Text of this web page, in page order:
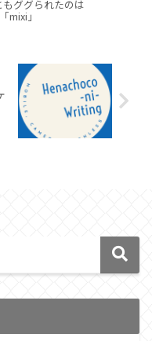
ググられたのは
mixi」